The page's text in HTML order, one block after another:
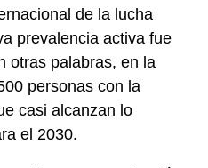
de la lucha
prevalencia activa fue
otras palabras, en la
personas con la
casi alcanzan lo
el 2030.